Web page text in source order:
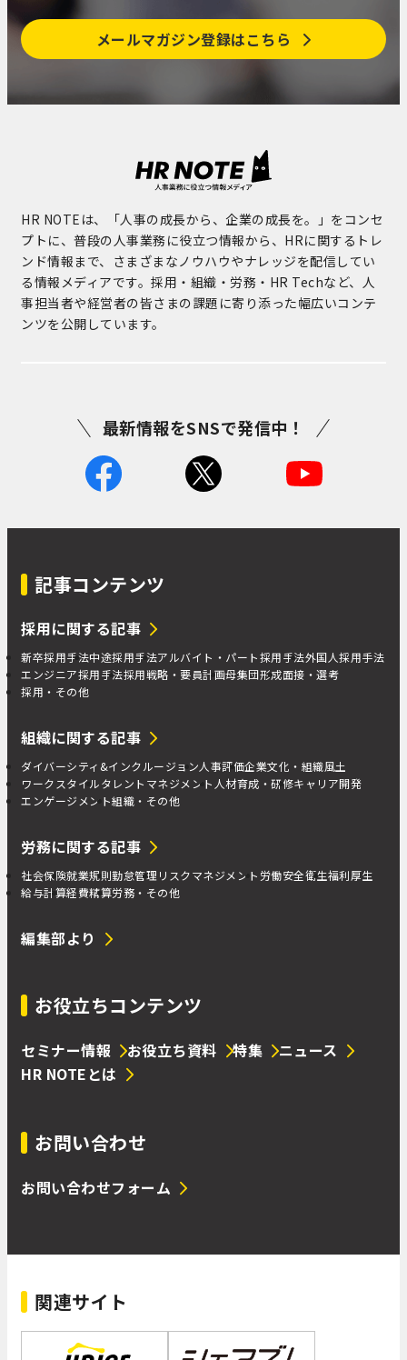
メールマガジン登録はこちら
HR NOTEは、「人事の成長から、企業の成長を。」をコンセ
プトに、普段の人事業務に役立つ情報から、HRに関するトレ
ンド情報まで、さまざまなノウハウやナレッジを配信してい
る情報メディアです。採用・組織・労務・HR Techなど、人
事担当者や経営者の皆さまの課題に寄り添った幅広いコンテ
ンツを公開しています。
最新情報をSNSで発信中！
記事コンテンツ
採用に関する記事
新卒採用手法中途採用手法アルバイト・パート採用手法外国人採用手法
エンジニア採用手法採用戦略・要員計画母集団形成面接・選考
採用・その他
組織に関する記事
ダイバーシティ&インクルージョン人事評価企業文化・組織風土
ワークスタイルタレントマネジメント 人材育成・研修キャリア開発
エンゲージメント組織・その他
労務に関する記事
社会保険就業規則勤怠管理 リスクマネジメント 労働安全衛生福利厚生
給与計算経費精算労務・その他
編集部より
お役立ちコンテンツ
セミナー情報 お役立ち資料 特集
ニュース
HR NOTEとは
お問い合わせ
お問い合わせフォーム
関連サイト